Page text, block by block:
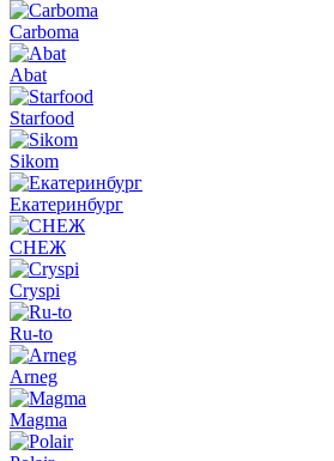
Carboma
Abat
Starfood
Sikom
Екатеринбург
СНЕЖ
Cryspi
Ru-to
Arneg
Magma